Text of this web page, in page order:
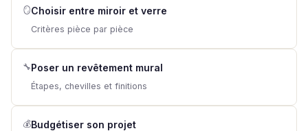
🪞Choisir entre miroir et verre
Critères pièce par pièce
🔧Poser un revêtement mural
Étapes, chevilles et finitions
💰Budgétiser son projet